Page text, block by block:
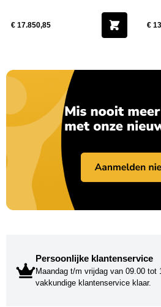
€ 17.850,85 €
Persoonlijke klantenservice
Maandag t/m vrijdag van 09.00 tot
vakkundige klantenservice klaar.